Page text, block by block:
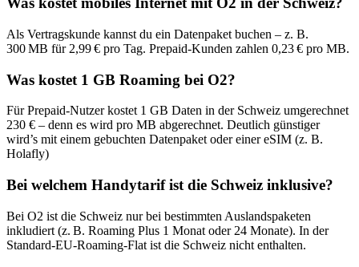
Als Vertragskunde kannst du ein Datenpaket buchen – z. B.
300 MB für 2,99 € pro Tag. Prepaid-Kunden zahlen 0,23 € pro MB.
Was kostet 1 GB Roaming bei O2?
Für Prepaid-Nutzer kostet 1 GB Daten in der Schweiz umgerechnet
230 € – denn es wird pro MB abgerechnet. Deutlich günstiger
wird’s mit einem gebuchten Datenpaket oder einer eSIM (z. B.
Holafly)
Bei welchem Handytarif ist die Schweiz inklusive?
Bei O2 ist die Schweiz nur bei bestimmten Auslandspaketen
inkludiert (z. B. Roaming Plus 1 Monat oder 24 Monate). In der
Standard-EU-Roaming-Flat ist die Schweiz nicht enthalten.